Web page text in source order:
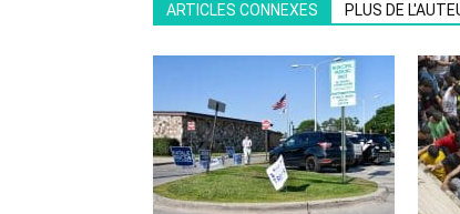
ARTICLES CONNEXES PLUS DE